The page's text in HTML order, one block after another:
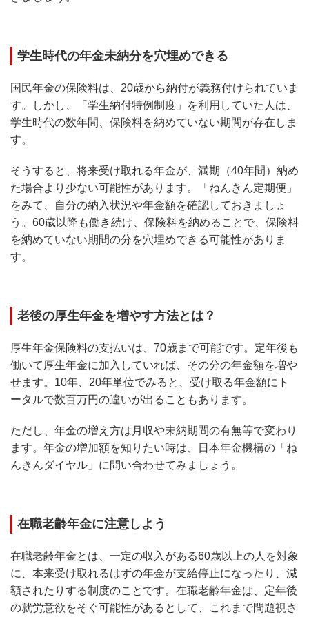
学生時代の年金未納分を穴埋めできる
国民年金の保険料は、20歳から納付が義務付けられていま
す。しかし、「学生納付特例制度」を利用していた人は、
学生時代の数年間、保険料を納めていない期間が存在しま
す。
そうすると、将来受け取れる年金が、満期（40年間）納め
た場合より少ない可能性があります。「ねんきん定期便」
をみて、自分の納入状況や年金額を確認しておきましょ
う。60歳以降も働き続け、保険料を納めることで、保険料
を納めていない期間の分を穴埋めできる可能性がありま
す。
老後の厚生年金を増やす方法とは？
厚生年金保険料の支払いは、70歳まで可能です。定年後も
働いて厚生年金に加入していれば、その分の年金額を増や
せます。10年、20年単位でみると、受け取る年金額にト
ータルで数百万円の違いが出ることもあります。
ただし、年金の増え方は月収や未納期間の有無等で変わり
ます。年金の増加額を知りたい時は、日本年金機構の「ね
んきんダイヤル」に問い合わせてみましょう。
在職老齢年金に注意しよう
在職老齢年金とは、一定の収入がある60歳以上の人を対象
に、本来受け取れるはずの年金が支給停止になったり、減
額されたりする制度のことです。在職老齢年金は、定年後
の就労意欲をそぐ可能性があるとして、これまで問題視さ